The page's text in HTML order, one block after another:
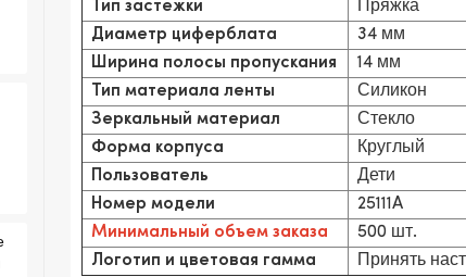
Тип застежки Пряжка
Диаметр циферблата 34 мм
Ширина полосы пропускания 14 мм
Тип материала ленты Силикон
Зеркальный материал Стекло
Форма корпуса Круглый
Пользователь Дети
Номер модели 25111A
Минимальный объем заказа 500 шт.
Логотип и цветовая гамма Принять